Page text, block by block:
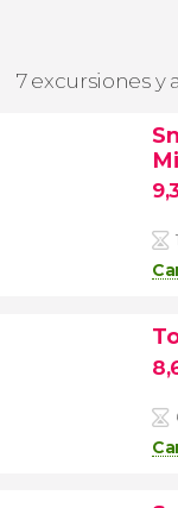
7 excursiones y